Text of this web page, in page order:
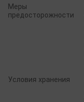
Меры
предосторожности
Условия хранения